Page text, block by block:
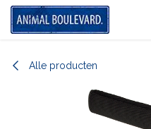
Overslaan naar inhoud
Alle producten